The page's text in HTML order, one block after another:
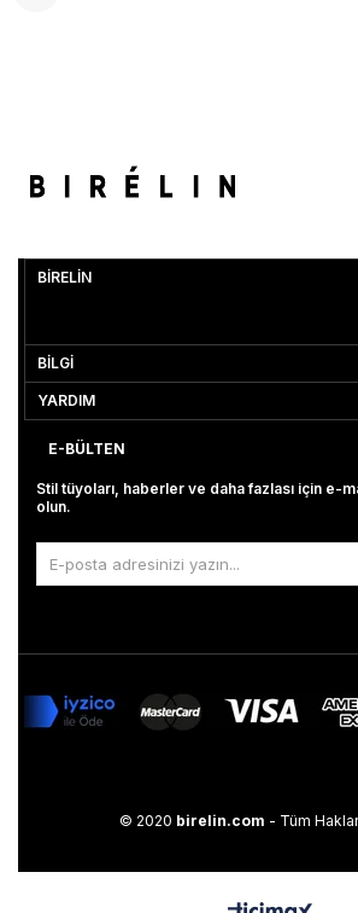
BİRELİN
BİLGİ
YARDIM
E-BÜLTEN
Stil tüyoları, haberler ve daha fazlası için e-
olun.
© 2020 birelin.com - Tüm